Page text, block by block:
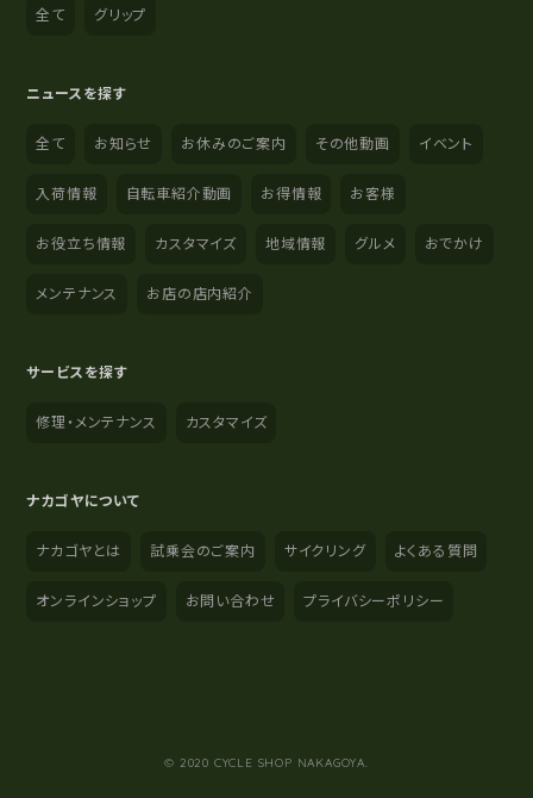
全て グリップ
ニュースを探す
全て お知らせ お休みのご案内 その他動画 イベント
入荷情報 自転車紹介動画 お得情報 お客様
お役立ち情報 カスタマイズ 地域情報 グルメ おでかけ
メンテナンス お店の店内紹介
サービスを探す
修理・メンテナンス カスタマイズ
ナカゴヤについて
ナカゴヤとは 試乗会のご案内 サイクリング よくある質問
オンラインショップ お問い合わせ プライバシーポリシー
© 2020 CYCLE SHOP NAKAGOYA.